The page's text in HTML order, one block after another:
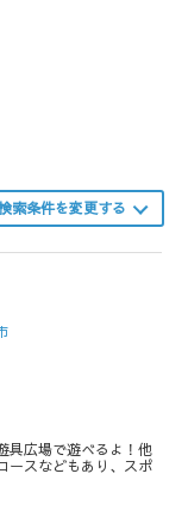
索条件を変更する
具広場で遊べるよ！他
ースなどもあり、スポ